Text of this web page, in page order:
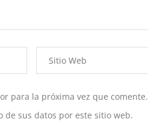
para la próxima vez que comente.
sus datos por este sitio web.